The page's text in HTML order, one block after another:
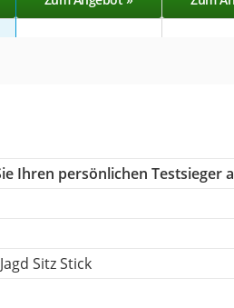
Ihren persönlichen Testsieger
Sitz Stick